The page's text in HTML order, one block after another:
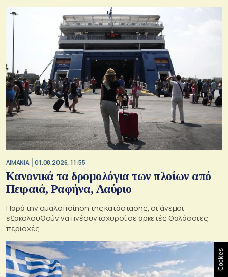
ΛΙΜΑΝΙΑ 01.08.2026, 11:55
Κανονικά τα δρομολόγια των πλοίων από
Πειραιά, Ραφήνα, Λαύριο
Παρά την ομαλοποίηση της κατάστασης, οι άνεμοι
εξακολουθούν να πνέουν ισχυροί σε αρκετές θαλάσσιες
περιοχές.
Cookies